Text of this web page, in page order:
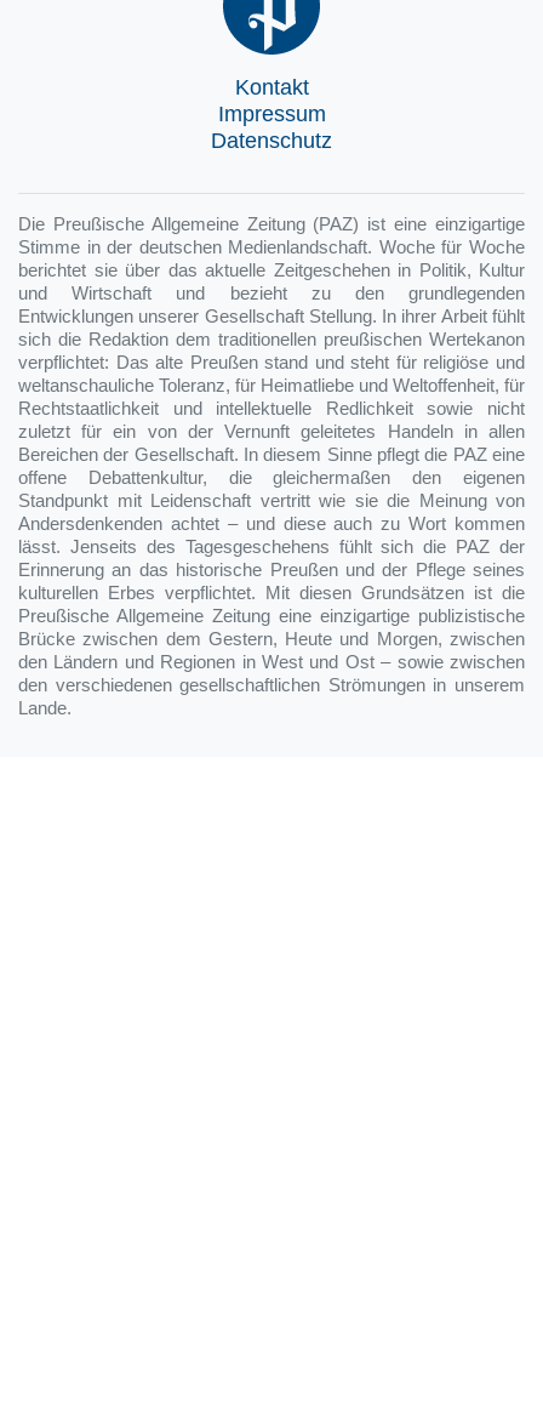
Kontakt
Impressum
Datenschutz
Die Preußische Allgemeine Zeitung (PAZ) ist eine einzigartige
Stimme in der deutschen Medienlandschaft. Woche für Woche
berichtet sie über das aktuelle Zeitgeschehen in Politik, Kultur
und Wirtschaft und bezieht zu den grundlegenden
Entwicklungen unserer Gesellschaft Stellung. In ihrer Arbeit fühlt
sich die Redaktion dem traditionellen preußischen Wertekanon
verpflichtet: Das alte Preußen stand und steht für religiöse und
weltanschauliche Toleranz, für Heimatliebe und Weltoffenheit, für
Rechtstaatlichkeit und intellektuelle Redlichkeit sowie nicht
zuletzt für ein von der Vernunft geleitetes Handeln in allen
Bereichen der Gesellschaft. In diesem Sinne pflegt die PAZ eine
offene Debattenkultur, die gleichermaßen den eigenen
Standpunkt mit Leidenschaft vertritt wie sie die Meinung von
Andersdenkenden achtet – und diese auch zu Wort kommen
lässt. Jenseits des Tagesgeschehens fühlt sich die PAZ der
Erinnerung an das historische Preußen und der Pflege seines
kulturellen Erbes verpflichtet. Mit diesen Grundsätzen ist die
Preußische Allgemeine Zeitung eine einzigartige publizistische
Brücke zwischen dem Gestern, Heute und Morgen, zwischen
den Ländern und Regionen in West und Ost – sowie zwischen
den verschiedenen gesellschaftlichen Strömungen in unserem
Lande.